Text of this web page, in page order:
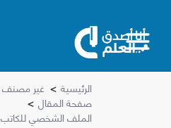
الرئيسية > غير مصنف
صفحة المقال >
الملف الشخصي للكاتب